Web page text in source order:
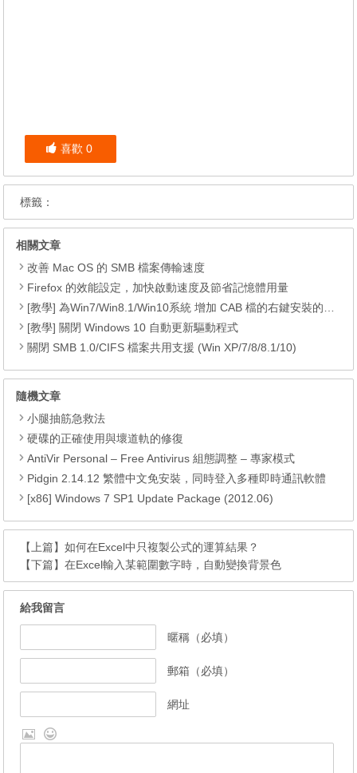
喜歡 0
標籤：
相關文章
改善 Mac OS 的 SMB 檔案傳輸速度
Firefox 的效能設定，加快啟動速度及節省記憶體用量
[教學] 為Win7/Win8.1/Win10系統 增加 CAB 檔的右鍵安裝的功能
[教學] 關閉 Windows 10 自動更新驅動程式
關閉 SMB 1.0/CIFS 檔案共用支援 (Win XP/7/8/8.1/10)
隨機文章
小腿抽筋急救法
硬碟的正確使用與壞道軌的修復
AntiVir Personal – Free Antivirus 組態調整 – 專家模式
Pidgin 2.14.12 繁體中文免安裝，同時登入多種即時通訊軟體
[x86] Windows 7 SP1 Update Package (2012.06)
【上篇】如何在Excel中只複製公式的運算結果？
【下篇】在Excel輸入某範圍數字時，自動變換背景色
給我留言
暱稱（必填）
郵箱（必填）
網址